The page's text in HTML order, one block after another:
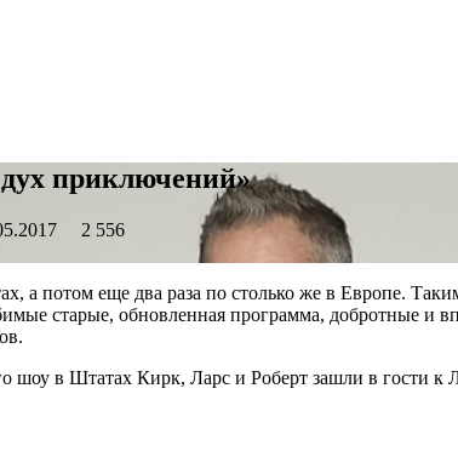
приключений»
2 556
а потом еще два раза по столько же в Европе.
старые, обновленная программа, добротные и
шоу в Штатах Кирк, Ларс и Роберт зашли в гости к